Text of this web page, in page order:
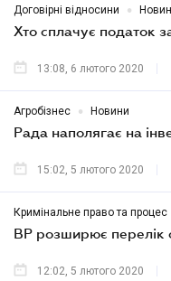
Договірні відносини •
Хто сплачує податок
13:08, 6 лютого 2020
Агробізнес • Новини
Рада наполягає на
15:02, 5 лютого 2020
Кримінальне право та процес
ВР розширює перелік
12:02, 5 лютого 2020